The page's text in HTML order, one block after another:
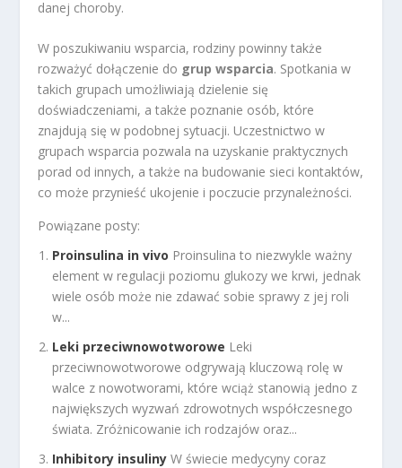
danej choroby.
W poszukiwaniu wsparcia, rodziny powinny także
rozważyć dołączenie do grup wsparcia. Spotkania w
takich grupach umożliwiają dzielenie się
doświadczeniami, a także poznanie osób, które
znajdują się w podobnej sytuacji. Uczestnictwo w
grupach wsparcia pozwala na uzyskanie praktycznych
porad od innych, a także na budowanie sieci kontaktów,
co może przynieść ukojenie i poczucie przynależności.
Powiązane posty:
Proinsulina in vivo Proinsulina to niezwykle ważny
element w regulacji poziomu glukozy we krwi, jednak
wiele osób może nie zdawać sobie sprawy z jej roli
w...
Leki przeciwnowotworowe Leki
przeciwnowotworowe odgrywają kluczową rolę w
walce z nowotworami, które wciąż stanowią jedno z
największych wyzwań zdrowotnych współczesnego
świata. Zróżnicowanie ich rodzajów oraz...
Inhibitory insuliny W świecie medycyny coraz